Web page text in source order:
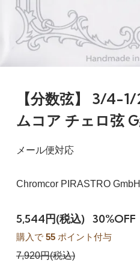
【分数弦】 3/4-
ムコア チェロ弦
メール便対応
Chromcor PIRASTRO
5,544円(税込) 30%OFF
購入で 55ポイント付与
7,920円(税込)